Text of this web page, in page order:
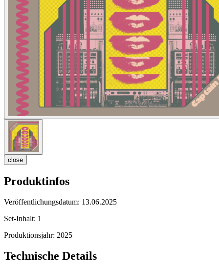
close
Produktinfos
Veröffentlichungsdatum: 13.06.2025
Set-Inhalt: 1
Produktionsjahr: 2025
Technische Details